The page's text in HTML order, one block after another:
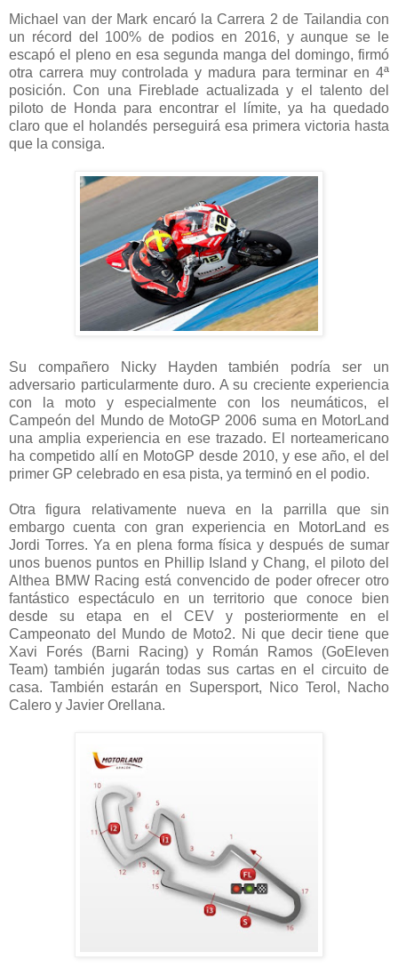
Michael van der Mark encaró la Carrera 2 de Tailandia con
un récord del 100% de podios en 2016, y aunque se le
escapó el pleno en esa segunda manga del domingo, firmó
otra carrera muy controlada y madura para terminar en 4ª
posición. Con una Fireblade actualizada y el talento del
piloto de Honda para encontrar el límite, ya ha quedado
claro que el holandés perseguirá esa primera victoria hasta
que la consiga.
Su compañero Nicky Hayden también podría ser un
adversario particularmente duro. A su creciente experiencia
con la moto y especialmente con los neumáticos, el
Campeón del Mundo de MotoGP 2006 suma en MotorLand
una amplia experiencia en ese trazado. El norteamericano
ha competido allí en MotoGP desde 2010, y ese año, el del
primer GP celebrado en esa pista, ya terminó en el podio.
Otra figura relativamente nueva en la parrilla que sin
embargo cuenta con gran experiencia en MotorLand es
Jordi Torres. Ya en plena forma física y después de sumar
unos buenos puntos en Phillip Island y Chang, el piloto del
Althea BMW Racing está convencido de poder ofrecer otro
fantástico espectáculo en un territorio que conoce bien
desde su etapa en el CEV y posteriormente en el
Campeonato del Mundo de Moto2. Ni que decir tiene que
Xavi Forés (Barni Racing) y Román Ramos (GoEleven
Team) también jugarán todas sus cartas en el circuito de
casa. También estarán en Supersport, Nico Terol, Nacho
Calero y Javier Orellana.